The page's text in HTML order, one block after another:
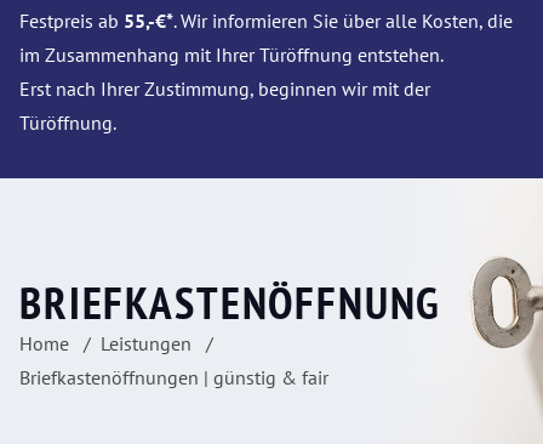
Festpreis ab 55,-€*. Wir informieren Sie über alle Kosten, die
im Zusammenhang mit Ihrer Türöffnung entstehen.
Erst nach Ihrer Zustimmung, beginnen wir mit der
Türöffnung.
BRIEFKASTENÖFFNUNG
Home
Leistungen
Briefkastenöffnungen | günstig & fair